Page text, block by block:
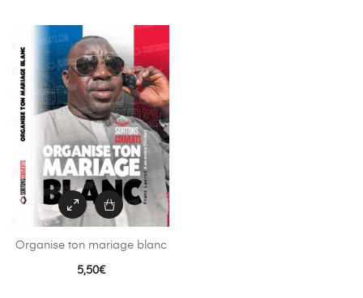
Organise ton mariage blanc
5,50€